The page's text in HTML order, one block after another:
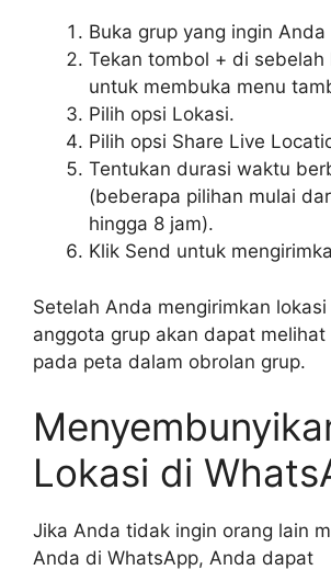
Buka grup yang ingin
Tekan tombol + di sebelah
untuk membuka menu
Pilih opsi Lokasi.
Pilih opsi Share Live
Tentukan durasi waktu
(beberapa pilihan mulai
hingga 8 jam).
Klik Send untuk
Setelah Anda mengirimkan
anggota grup akan dapat melihat
pada peta dalam obrolan grup.
Lokasi di
Jika Anda tidak ingin orang lain
Anda di WhatsApp, Anda dapat